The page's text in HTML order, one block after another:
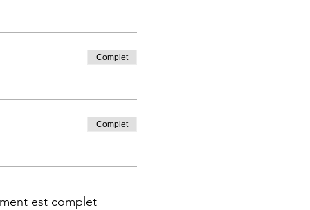
Complet
Complet
est complet